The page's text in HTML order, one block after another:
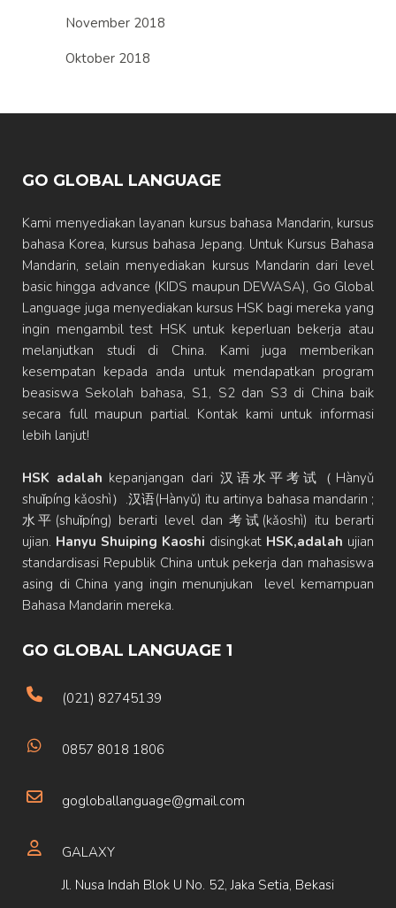
November 2018
Oktober 2018
GO GLOBAL LANGUAGE
Kami menyediakan layanan kursus bahasa Mandarin, kursus
bahasa Korea, kursus bahasa Jepang. Untuk Kursus Bahasa
Mandarin, selain menyediakan kursus Mandarin dari level
basic hingga advance (KIDS maupun DEWASA), Go Global
Language juga menyediakan kursus HSK bagi mereka yang
ingin mengambil test HSK untuk keperluan bekerja atau
melanjutkan studi di China. Kami juga memberikan
kesempatan kepada anda untuk mendapatkan program
beasiswa Sekolah bahasa, S1, S2 dan S3 di China baik
secara full maupun partial. Kontak kami untuk informasi
lebih lanjut!
HSK adalah kepanjangan dari 汉语水平考试（Hànyǔ
shuǐpíng kǎoshì）.汉语(Hànyǔ) itu artinya bahasa mandarin ;
水平(shuǐpíng) berarti level dan 考试(kǎoshì) itu berarti
ujian. Hanyu Shuiping Kaoshi disingkat HSK,adalah ujian
standardisasi Republik China untuk pekerja dan mahasiswa
asing di China yang ingin menunjukan level kemampuan
Bahasa Mandarin mereka.
GO GLOBAL LANGUAGE 1
(021) 82745139
0857 8018 1806
gogloballanguage@gmail.com
GALAXY
Jl. Nusa Indah Blok U No. 52, Jaka Setia, Bekasi